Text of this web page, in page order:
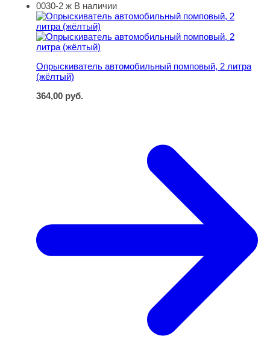
Опрыскиватель автомобильный помповый, 2 литра
0030-2 ж В наличии
Опрыскиватель автомобильный помповый, 2 литра
(жёлтый)
364,00 руб.